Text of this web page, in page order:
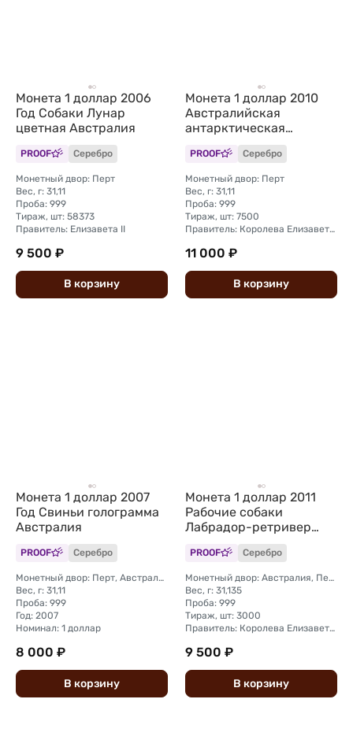
Монета 1 доллар 2006
Год Собаки Лунар
цветная Австралия
PROOF Серебро
Монетный двор: Перт
Вес, г: 31,11
Проба: 999
Тираж, шт: 58373
Правитель: Елизавета II
9 500 ₽
В корзину
Монета 1 доллар 2010
Австралийская
антарктическая
территория Хаски
Австралия
PROOF Серебро
Монетный двор: Перт
Вес, г: 31,11
Проба: 999
Тираж, шт: 7500
Правитель: Королева Елизавета II (1966 - 2024)
11 000 ₽
В корзину
Монета 1 доллар 2007
Год Свиньи голограмма
Австралия
PROOF Серебро
Монетный двор: Перт, Австралия
Вес, г: 31,11
Проба: 999
Год: 2007
Номинал: 1 доллар
8 000 ₽
В корзину
Монета 1 доллар 2011
Рабочие собаки
Лабрадор-ретривер
PROOF Серебро
Монетный двор: Австралия, Перт
Вес, г: 31,135
Проба: 999
Тираж, шт: 3000
Правитель: Королева Елизавета II (1976 - 2024)
9 500 ₽
В корзину